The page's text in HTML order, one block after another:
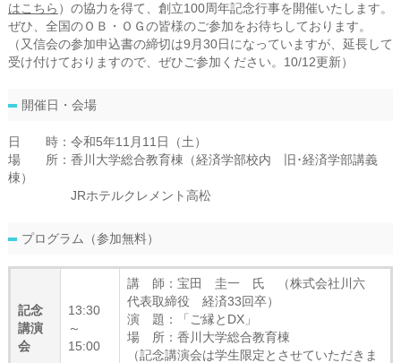
はこちら ）の協力を得て、創立100周年記念行事を開催いたします。
ぜひ、全国のＯＢ・ＯＧの皆様のご参加をお待ちしております。
（又信会の参加申込書の締切は9月30日になっていますが、延長して
受け付けておりますので、ぜひご参加ください。10/12更新）
開催日・会場
日 時：令和5年11月11日（土）
場 所：香川大学総合教育棟（経済学部校内 旧･経済学部講義
棟）
JRホテルクレメント高松
プログラム（参加無料）
記念
講演
会
13:30
～
15:00
講 師：宝田 圭一 氏 （株式会社川六
代表取締役 経済33回卒）
演 題：「ご縁とDX」
場 所：香川大学総合教育棟
（記念講演会は学生限定とさせていただきま